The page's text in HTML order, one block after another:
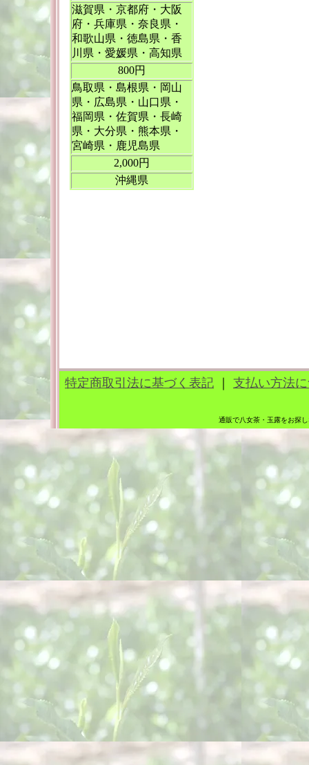
滋賀県・京都府・大阪
府・兵庫県・奈良県・
和歌山県・徳島県・香
川県・愛媛県・高知県
800円
鳥取県・島根県・岡山
県・広島県・山口県・
福岡県・佐賀県・長崎
県・大分県・熊本県・
宮崎県・鹿児島県
2,000円
沖縄県
特定商取引法に基づく表記 支払い方法
通販で八女茶・玉露をお探